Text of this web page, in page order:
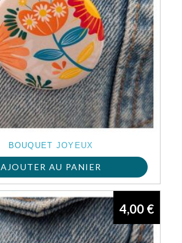
BOUQUET JOYEUX
AJOUTER AU PANIER
4,00 €